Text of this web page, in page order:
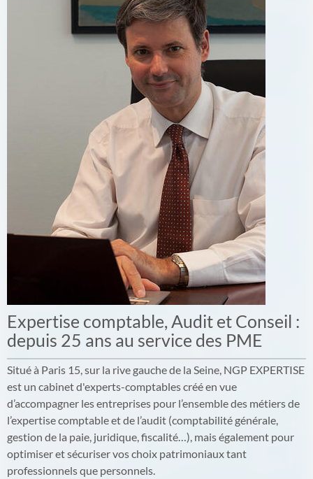
Expertise comptable, Audit et Conseil :
depuis 25 ans au service des PME
Situé à Paris 15, sur la rive gauche de la Seine, NGP EXPERTISE
est un cabinet d'experts-comptables créé en vue
d’accompagner les entreprises pour l’ensemble des métiers de
l’expertise comptable et de l’audit (comptabilité générale,
gestion de la paie, juridique, fiscalité…), mais également pour
optimiser et sécuriser vos choix patrimoniaux tant
professionnels que personnels.